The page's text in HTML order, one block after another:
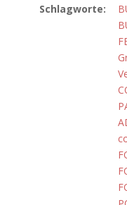
Schlagworte: